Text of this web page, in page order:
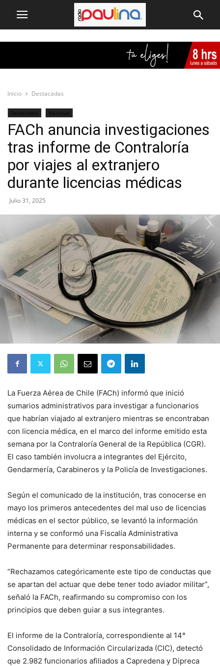
Inicio Destacadas
Destacadas Nacional
FACh anuncia investigaciones
tras informe de Contraloría
por viajes al extranjero
durante licencias médicas
Julio 31, 2025
La Fuerza Aérea de Chile (FACh) informó que inició
sumarios administrativos para investigar a funcionarios
que habrían viajado al extranjero mientras se encontraban
con licencia médica, en el marco del informe emitido esta
semana por la Contraloría General de la República (CGR).
El caso también involucra a integrantes del Ejército,
Gendarmería, Carabineros y la Policía de Investigaciones.
Según el comunicado de la institución, tras conocerse en
mayo los primeros antecedentes del mal uso de licencias
médicas en el sector público, se levantó la información
interna y se conformó una Fiscalía Administrativa
Permanente para determinar responsabilidades.
“Rechazamos categóricamente este tipo de conductas que
se apartan del actuar que debe tener todo aviador militar”,
señaló la FACh, reafirmando su compromiso con los
principios que deben guiar a sus integrantes.
El informe de la Contraloría, correspondiente al 14°
Consolidado de Información Circularizada (CIC), detectó
que 2.982 funcionarios afiliados a Capredena y Dipreca